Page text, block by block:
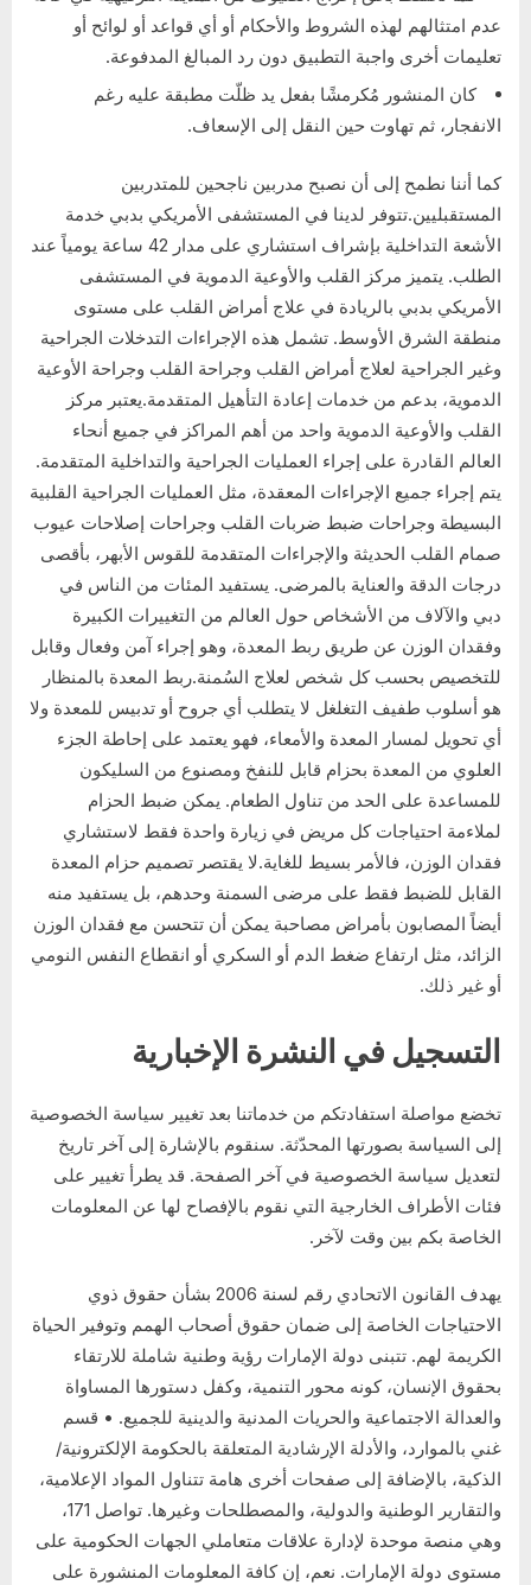
عدم امتثالهم لهذه الشروط والأحكام أو أي قواعد أو لوائح أو
تعليمات أخرى واجبة التطبيق دون رد المبالغ المدفوعة.
كان المنشور مُكرمشًا بفعل يد ظلّت مطبقة عليه رغم
الانفجار، ثم تهاوت حين النقل إلى الإسعاف.
كما أننا نطمح إلى أن نصبح مدربين ناجحين للمتدربين
المستقبليين.تتوفر لدينا في المستشفى الأمريكي بدبي خدمة
الأشعة التداخلية بإشراف استشاري على مدار 42 ساعة يومياً عند
الطلب. يتميز مركز القلب والأوعية الدموية في المستشفى
الأمريكي بدبي بالريادة في علاج أمراض القلب على مستوى
منطقة الشرق الأوسط. تشمل هذه الإجراءات التدخلات الجراحية
وغير الجراحية لعلاج أمراض القلب وجراحة القلب وجراحة الأوعية
الدموية، بدعم من خدمات إعادة التأهيل المتقدمة.يعتبر مركز
القلب والأوعية الدموية واحد من أهم المراكز في جميع أنحاء
العالم القادرة على إجراء العمليات الجراحية والتداخلية المتقدمة.
يتم إجراء جميع الإجراءات المعقدة، مثل العمليات الجراحية القلبية
البسيطة وجراحات ضبط ضربات القلب وجراحات إصلاحات عيوب
صمام القلب الحديثة والإجراءات المتقدمة للقوس الأبهر، بأقصى
درجات الدقة والعناية بالمرضى. يستفيد المئات من الناس في
دبي والآلاف من الأشخاص حول العالم من التغييرات الكبيرة
وفقدان الوزن عن طريق ربط المعدة، وهو إجراء آمن وفعال وقابل
للتخصيص بحسب كل شخص لعلاج السُمنة.ربط المعدة بالمنظار
هو أسلوب طفيف التغلغل لا يتطلب أي جروح أو تدبيس للمعدة ولا
أي تحويل لمسار المعدة والأمعاء، فهو يعتمد على إحاطة الجزء
العلوي من المعدة بحزام قابل للنفخ ومصنوع من السليكون
للمساعدة على الحد من تناول الطعام. يمكن ضبط الحزام
لملاءمة احتياجات كل مريض في زيارة واحدة فقط لاستشاري
فقدان الوزن، فالأمر بسيط للغاية.لا يقتصر تصميم حزام المعدة
القابل للضبط فقط على مرضى السمنة وحدهم، بل يستفيد منه
أيضاً المصابون بأمراض مصاحبة يمكن أن تتحسن مع فقدان الوزن
الزائد، مثل ارتفاع ضغط الدم أو السكري أو انقطاع النفس النومي
أو غير ذلك.
التسجيل في النشرة الإخبارية
تخضع مواصلة استفادتكم من خدماتنا بعد تغيير سياسة الخصوصية
إلى السياسة بصورتها المحدّثة. سنقوم بالإشارة إلى آخر تاريخ
لتعديل سياسة الخصوصية في آخر الصفحة. قد يطرأ تغيير على
فئات الأطراف الخارجية التي نقوم بالإفصاح لها عن المعلومات
الخاصة بكم بين وقت لآخر.
يهدف القانون الاتحادي رقم لسنة 2006 بشأن حقوق ذوي
الاحتياجات الخاصة إلى ضمان حقوق أصحاب الهمم وتوفير الحياة
الكريمة لهم. تتبنى دولة الإمارات رؤية وطنية شاملة للارتقاء
بحقوق الإنسان، كونه محور التنمية، وكفل دستورها المساواة
والعدالة الاجتماعية والحريات المدنية والدينية للجميع. • قسم
غني بالموارد، والأدلة الإرشادية المتعلقة بالحكومة الإلكترونية/
الذكية، بالإضافة إلى صفحات أخرى هامة تتناول المواد الإعلامية،
والتقارير الوطنية والدولية، والمصطلحات وغيرها. تواصل 171،
وهي منصة موحدة لإدارة علاقات متعاملي الجهات الحكومية على
مستوى دولة الإمارات. نعم، إن كافة المعلومات المنشورة على